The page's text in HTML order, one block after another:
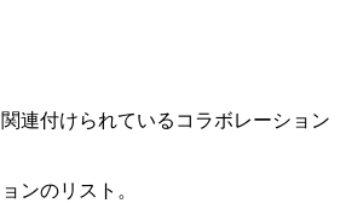
連付けられているコラボレーション
ンのリスト。